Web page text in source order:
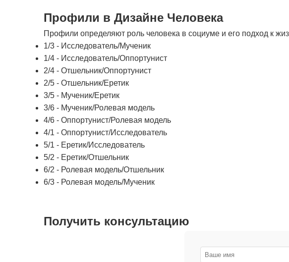
Профили в Дизайне Человека
Профили определяют роль человека в социуме и его подход к
1/3 - Исследователь/Мученик
1/4 - Исследователь/Оппортунист
2/4 - Отшельник/Оппортунист
2/5 - Отшельник/Еретик
3/5 - Мученик/Еретик
3/6 - Мученик/Ролевая модель
4/6 - Оппортунист/Ролевая модель
4/1 - Оппортунист/Исследователь
5/1 - Еретик/Исследователь
5/2 - Еретик/Отшельник
6/2 - Ролевая модель/Отшельник
6/3 - Ролевая модель/Мученик
Получить консультацию